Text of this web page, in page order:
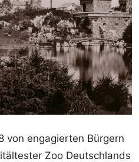
von engagierten Bürgern
Zoo Deutschlands